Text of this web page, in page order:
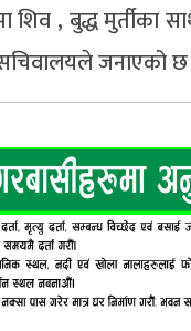
, बुद्ध मुर्तीका
जनाएको